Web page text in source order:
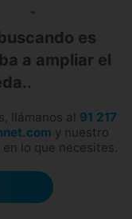
es
a ampliar el
llámanos al 91 217
y nuestro
lo que necesites.